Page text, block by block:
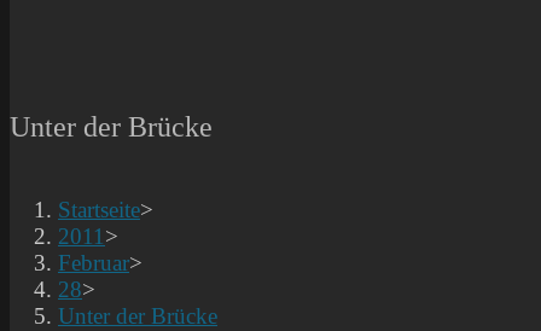
Unter der Brücke
Startseite>
2011 >
Februar>
28>
Unter der Brücke